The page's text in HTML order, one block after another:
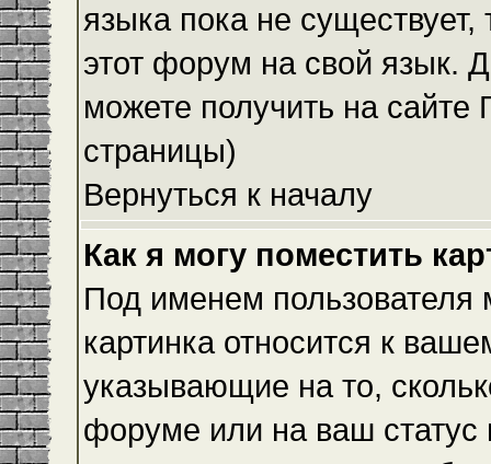
языка пока не
этот форум на свой язык.
можете получить на сайте
страницы)
Вернуться к началу
Как я могу поместить
Под именем пользователя
картинка относится к
указывающие на то,
форуме или на ваш